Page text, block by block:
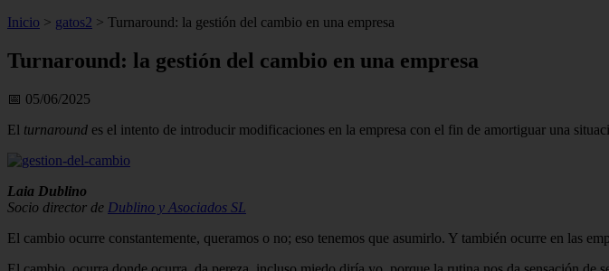
Inicio > gatos2 > Turnaround: la gestión del cambio en una empresa
Turnaround: la gestión del cambio en una empresa
📅 05/06/2025
El turnaround es el intento de introducir modificaciones en la empresa con el fin de amortiguar una
Laia Dublino
Socio director de Dublino y Asociados SL
El cambio ocurre constantemente, queramos o no; eso tenemos que asumirlo. Y también ocurre en las